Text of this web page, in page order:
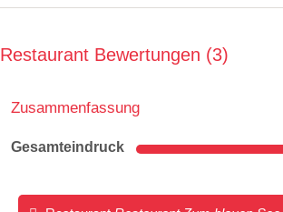
Restaurant Bewertungen 3
Zusammenfassung
Gesamteindruck